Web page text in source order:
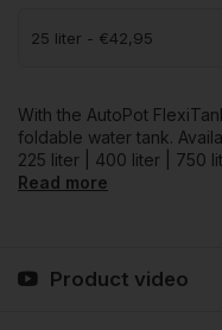
With the AutoPot
foldable water tank.
225 liter | 400 liter | 750
Read more
Product video